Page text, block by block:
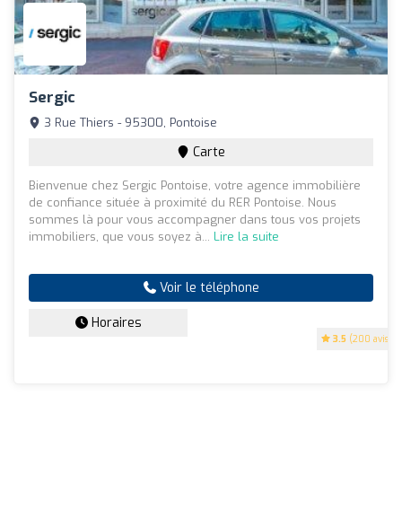
Sergic
3.5 (200 avis)
3 Rue Thiers - 95300, Pontoise
Carte
Bienvenue chez Sergic Pontoise, votre agence immobilière
de confiance située à proximité du RER Pontoise. Nous
sommes là pour vous accompagner dans tous vos projets
immobiliers, que vous soyez à... Lire la suite
Voir le téléphone
Horaires